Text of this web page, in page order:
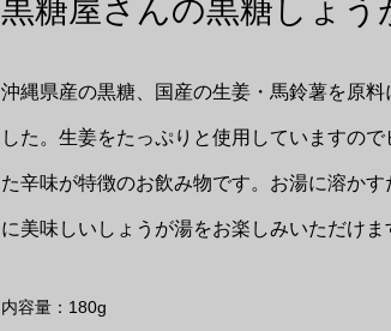
黒糖屋さんの黒糖しょう
沖縄県産の黒糖、国産の生姜・馬鈴薯を原料
した。生姜をたっぷりと使用していますので
た辛味が特徴のお飲み物です。お湯に溶かす
に美味しいしょうが湯をお楽しみいただけま
内容量：180g